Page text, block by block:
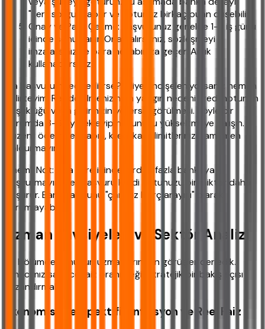
"sert sorgu" yapar ve notunuz birkaç puan düşebilir.
Onay ve Para Çekme: Başvurunuz genelde 1-3 iş günü
içinde sonuçlanır. Onay alırsanız, sözleşmeyi
imzalarsınız ve para hesabınıza geçer. Artık
kullanabilirsiniz.
"Ya başvurum reddedilirse?" diye endişeleniyorsanız hemen
belirteyim: Reddedilmenizin en yaygın nedeni kredi notunun
düşüklüğü veya gelirinizin yetersiz görülmesi. Böyle bir
durumda 3-6 ay bekleyip notunuzu yükseltmeye çalışın.
Düzenli ödemeler yapın, kredi kartı limitlerinizi tamamen
doldurmayın.
Önemli Not: Kısa süre içinde birden fazla bankaya
başvurmayın. Her başvuru kredi notunuzu bir miktar daha
düşürür. Bankalar bunu "çaresiz borç arayışı" olarak
yorumlayabilir.
Uzman Tavsiyeleri ve Sektör Analizi
Bu bölümde konunun uzmanlarından görüşler derledik.
Amacımız sadece faiz oranı değil, stratejik bir bakış açısı
kazandırmak.
Ekonomist Perspektifi: Enflasyon ve Reel Faiz